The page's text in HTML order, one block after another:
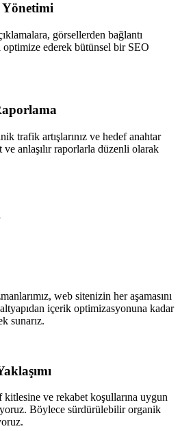
görsellerden bağlantı
optimize ederek bütünsel bir SEO
trafik artışlarınız ve hedef anahtar
anlaşılır raporlarla düzenli olarak
web sitenizin her aşamasını
içerik optimizasyonuna kadar
sunarız.
kitlesine ve rekabet koşullarına uygun
Böylece sürdürülebilir organik